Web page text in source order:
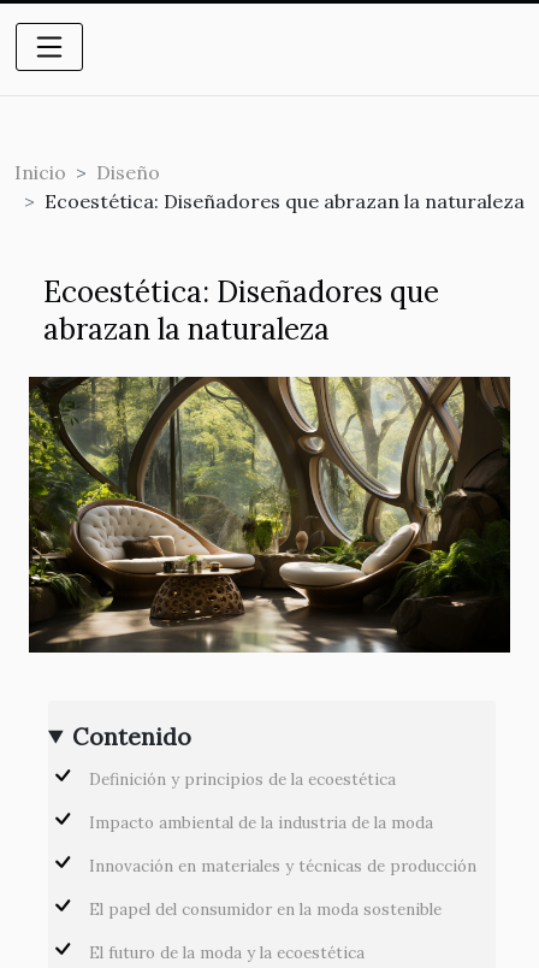
Inicio
Diseño
Ecoestética: Diseñadores que abrazan la naturaleza
Ecoestética: Diseñadores que
abrazan la naturaleza
Contenido
Definición y principios de la ecoestética
Impacto ambiental de la industria de la moda
Innovación en materiales y técnicas de producción
El papel del consumidor en la moda sostenible
El futuro de la moda y la ecoestética